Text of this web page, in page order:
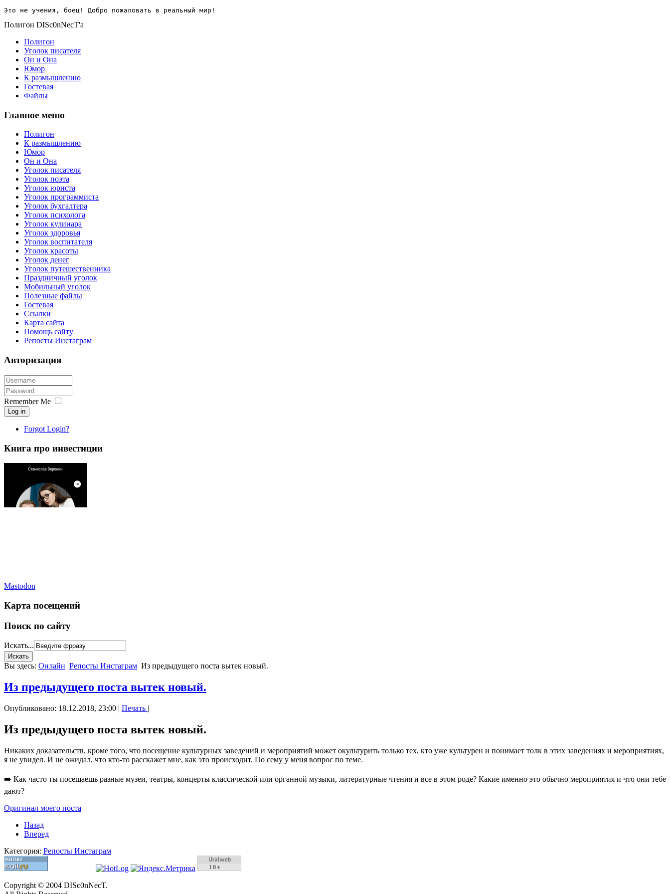
Это не учения, боец! Добро пожаловать в реальный мир!
Полигон DISc0nNecT'a
Полигон
Уголок писателя
Он и Она
Юмор
К размышлению
Гостевая
Файлы
Главное меню
Полигон
К размышлению
Юмор
Он и Она
Уголок писателя
Уголок поэта
Уголок юриста
Уголок программиста
Уголок бухгалтера
Уголок психолога
Уголок кулинара
Уголок здоровья
Уголок воспитателя
Уголок красоты
Уголок денег
Уголок путешественника
Праздничный уголок
Мобильный уголок
Полезные файлы
Гостевая
Ссылки
Карта сайта
Помощь сайту
Репосты Инстаграм
Авторизация
Remember Me
Log in
Forgot Login?
Книга про инвестиции
Mastodon
Карта посещений
Поиск по сайту
Искать...
Вы здесь: Онлайн Репосты Инстаграм Из предыдущего поста вытек новый.
Из предыдущего поста вытек новый.
Опубликовано: 18.12.2018, 23:00 | Печать |
Из предыдущего поста вытек новый.
Никаких доказательств, кроме того, что посещение культурных заведений и мероприятий может окультурить только тех, кто уже культурен и понимает толк в этих заведениях и мероприятиях,
я не увидел. И не ожидал, что кто-то расскажет мне, как это происходит. По сему у меня вопрос по теме.
➡️ Как часто ты посещаешь разные музеи, театры, концерты классической или органной музыки, литературные чтения и все в этом роде? Какие именно это обычно мероприятия и что они тебе
дают?
Оригинал моего поста
Назад
Вперед
Категория: Репосты Инстаграм
Copyright © 2004 DISc0nNecT.